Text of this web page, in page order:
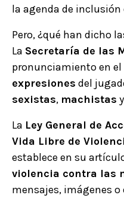
la agenda de inclusión
Pero, ¿qué han dicho
La Secretaría de las
pronunciamiento en
expresiones del
sexistas, machistas y
La Ley General de
Vida Libre de
establece en su
violencia contra las
mensajes, imágenes